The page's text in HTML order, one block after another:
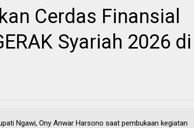
Cerdas Finansial
Syariah 2026 di
Ngawi, Ony Anwar Harsono saat pembukaan kegiatan